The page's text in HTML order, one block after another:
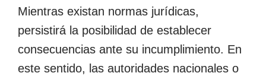
Mientras existan normas jurídicas,
persistirá la posibilidad de establecer
consecuencias ante su incumplimiento. En
este sentido, las autoridades nacionales o